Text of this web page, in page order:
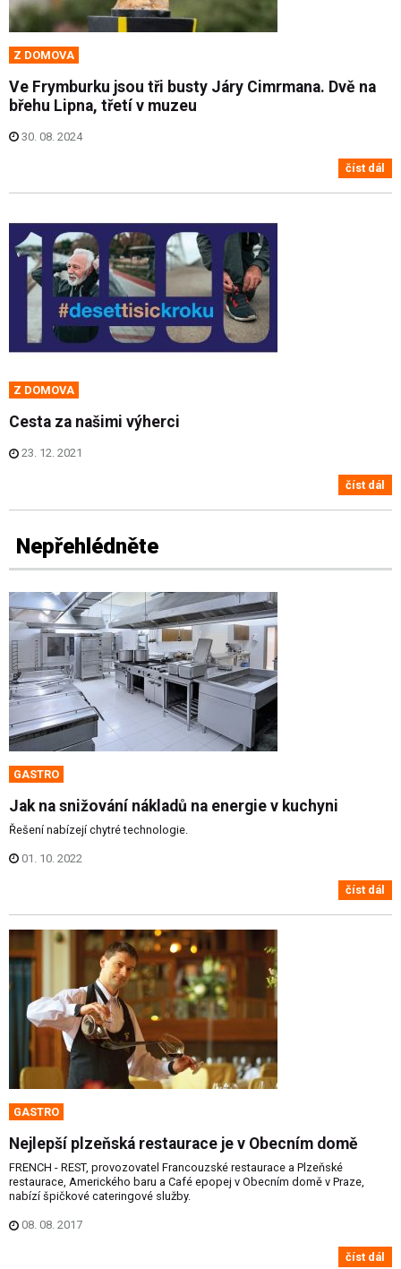
Z DOMOVA
Ve Frymburku jsou tři busty Járy Cimrmana. Dvě na
břehu Lipna, třetí v muzeu
30. 08. 2024
číst dál
Z DOMOVA
Cesta za našimi výherci
23. 12. 2021
číst dál
Nepřehlédněte
GASTRO
Jak na snižování nákladů na energie v kuchyni
Řešení nabízejí chytré technologie.
01. 10. 2022
číst dál
GASTRO
Nejlepší plzeňská restaurace je v Obecním domě
FRENCH - REST, provozovatel Francouzské restaurace a Plzeňské
restaurace, Amerického baru a Café epopej v Obecním domě v Praze,
nabízí špičkové cateringové služby.
08. 08. 2017
číst dál